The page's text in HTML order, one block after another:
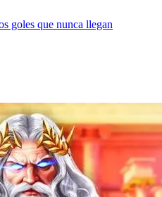
goles que nunca llegan